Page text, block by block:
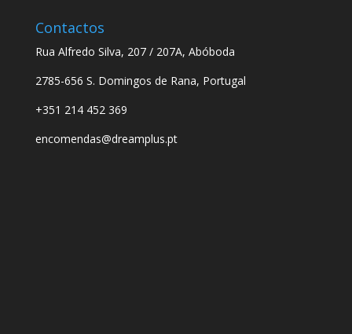
Contactos
Rua Alfredo Silva, 207 / 207A, Abóboda
2785-656 S. Domingos de Rana, Portugal
+351 214 452 369
encomendas@dreamplus.pt